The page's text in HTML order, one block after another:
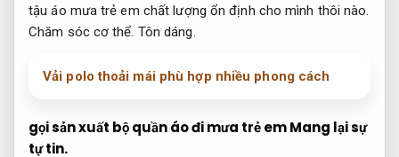
Phụ kiện. Tôn dáng. Giá bánáo mưa trẻ em của chúng tôi
hài lòng mang đa số túi tiền của các bạn.
tậu áo mưa trẻ em chất lượng ổn định cho mình thôi nào.
Vải polo thoải mái phù hợp nhiều phong cách